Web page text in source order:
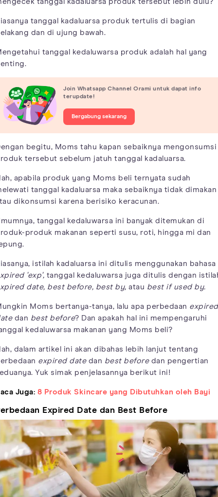
tanggal kadaluarsa produk tertulis di bagian
dan di ujung bawah.
tanggal kedaluwarsa produk adalah hal yang
Join Whatsapp Channel Orami untuk dapat info
terupdate!
Bergabung sekarang
begitu, Moms tahu kapan sebaiknya mengonsumsi
tersebut sebelum jatuh tanggal kadaluarsa.
apabila produk yang Moms beli ternyata sudah
tanggal kadaluarsa maka sebaiknya tidak dimakan
dikonsumsi karena berisiko keracunan.
tanggal kedaluwarsa ini banyak ditemukan di
produk makanan seperti susu, roti, hingga mi dan
istilah kadaluarsa ini ditulis menggunakan bahasa
'exp', tanggal kedaluwarsa juga ditulis dengan
date, best before, best by, atau best if used by.
Moms bertanya-tanya, lalu apa perbedaan expired
dan best before? Dan apakah hal ini mempengaruhi
kedaluwarsa makanan yang Moms beli?
dalam artikel ini akan dibahas lebih lanjut tentang
expired datedan best beforedan pengertian
Yuk simak penjelasannya berikut ini!
Juga: 8 Produk Skincare yang Dibutuhkan oleh Bayi
Expired Date dan Best Before